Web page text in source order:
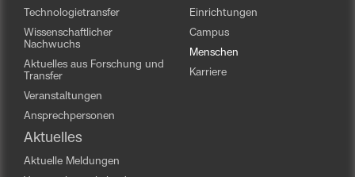
Technologietransfer
Wissenschaftlicher
Nachwuchs
Aktuelles aus Forschung und
Transfer
Veranstaltungen
Ansprechpersonen
Einrichtungen
Campus
Menschen
Karriere
Aktuelles
Aktuelle Meldungen